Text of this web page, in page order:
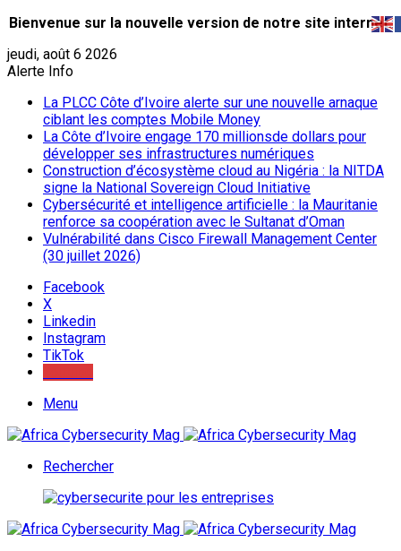
Bienvenue sur la nouvelle version de notre site internet.
jeudi, août 6 2026
Alerte Info
La PLCC Côte d’Ivoire alerte sur une nouvelle arnaque
ciblant les comptes Mobile Money
La Côte d’Ivoire engage 170 millionsde dollars pour
développer ses infrastructures numériques
Construction d’écosystème cloud au Nigéria : la NITDA
signe la National Sovereign Cloud Initiative
Cybersécurité et intelligence artificielle : la Mauritanie
renforce sa coopération avec le Sultanat d’Oman
Vulnérabilité dans Cisco Firewall Management Center
(30 juillet 2026)
Facebook
X
Linkedin
Instagram
TikTok
Menu
Rechercher